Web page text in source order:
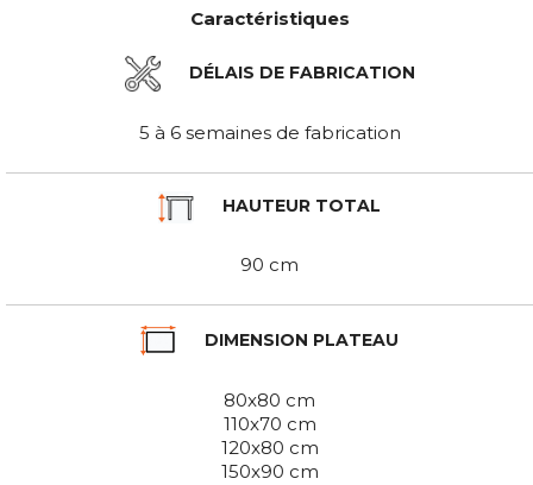
Caractéristiques
DÉLAIS DE FABRICATION
5 à 6 semaines de fabrication
HAUTEUR TOTAL
90 cm
DIMENSION PLATEAU
80x80 cm
110x70 cm
120x80 cm
150x90 cm